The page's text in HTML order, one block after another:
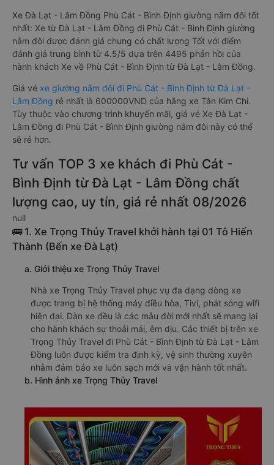
Xe Đà Lạt - Lâm Đồng Phù Cát - Bình Định giường nằm đôi tốt
nhất: Xe từ Đà Lạt - Lâm Đồng đi Phù Cát - Bình Định giường
nằm đôi được đánh giá chung có chất lượng Tốt với điểm
đánh giá trung bình từ 4.5/5 dựa trên 4495 phản hồi của
hành khách Xe về Phù Cát - Bình Định từ Đà Lạt - Lâm Đồng.
Giá vé xe giường nằm đôi đi Phù Cát - Bình Định từ Đà Lạt -
Lâm Đồng rẻ nhất là 600000VND của hãng xe Tân Kim Chi.
Tùy thuộc vào chương trình khuyến mãi, giá vé Xe Đà Lạt -
Lâm Đồng đi Phù Cát - Bình Định giường nằm đôi này có thể
sẽ rẻ hơn.
Tư vấn TOP 3 xe khách đi Phù Cát -
Bình Định từ Đà Lạt - Lâm Đồng chất
lượng cao, uy tín, giá rẻ nhất 08/2026
null
🚌 1. Xe Trọng Thủy Travel khởi hành tại 01 Tô Hiến
Thành (Bến xe Đà Lạt)
a. Giới thiệu xe Trọng Thủy Travel
Nhà xe Trọng Thủy Travel phục vụ đa dạng dòng xe
được trang bị hệ thống máy điều hòa, Tivi, phát sóng wifi
hiện đại. Dàn xe đều là các mẫu đời mới nhất sẽ mang lại
cho hành khách sự thoải mái, êm dịu. Các thiết bị trên xe
Trọng Thủy Travel đi Phù Cát - Bình Định từ Đà Lạt - Lâm
Đồng luôn được kiểm tra định kỳ, vệ sinh thường xuyên
nhằm đảm bảo xe luôn sạch mới và vận hành tốt nhất.
b. Hình ảnh xe Trọng Thủy Travel